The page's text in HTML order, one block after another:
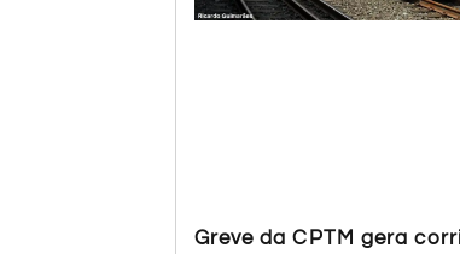
Greve da CPTM gera